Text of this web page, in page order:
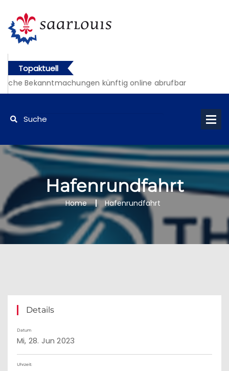
Topaktuell
Bekanntmachungen künftig online abrufbar
Hafenrundfahrt
Home Hafenrundfahrt
Details
Datum
Mi, 28. Jun 2023
Uhrzeit: